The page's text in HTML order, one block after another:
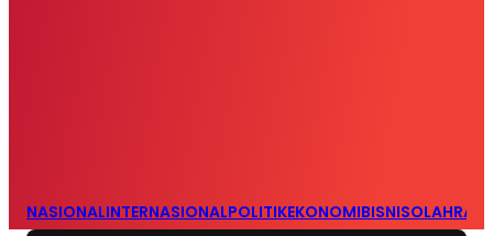
NASIONALINTERNASIONALPOLITIKEKONOMIBISNIS